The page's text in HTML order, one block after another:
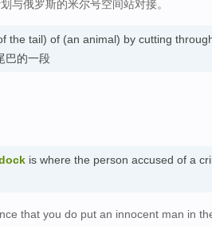
与俄罗斯的米尔号空间站对接。
the tail) of (an animal) by cutting
巴的一段
is where the person accused of a
that you do put an innocent man in